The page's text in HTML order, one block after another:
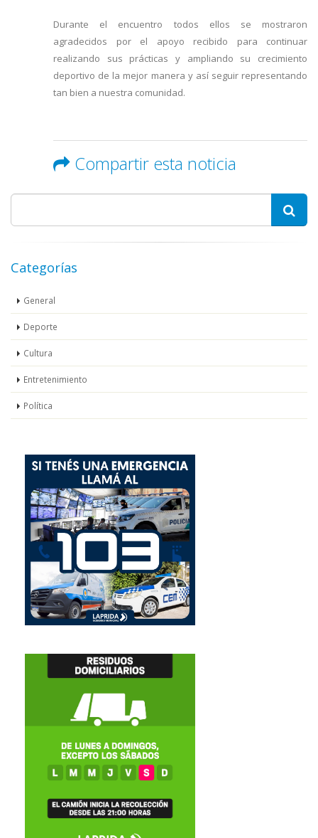
Durante el encuentro todos ellos se mostraron
agradecidos por el apoyo recibido para continuar
realizando sus prácticas y ampliando su crecimiento
deportivo de la mejor manera y así seguir representando
tan bien a nuestra comunidad.
Compartir esta noticia
Categorías
General
Deporte
Cultura
Entretenimiento
Política